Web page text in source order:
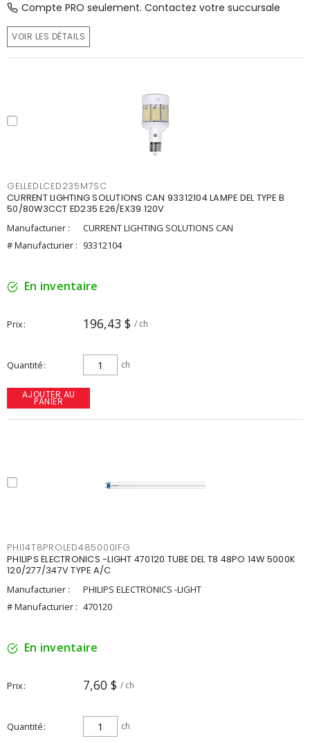
Compte PRO seulement. Contactez votre succursale
VOIR LES DÉTAILS
GELLEDLCED235M7SC
CURRENT LIGHTING SOLUTIONS CAN 93312104 LAMPE DEL TYPE B
50/80W3CCT ED235 E26/EX39 120V
Manufacturier :
CURRENT LIGHTING SOLUTIONS CAN
# Manufacturier : 93312104
En inventaire
Prix 196,43 $ / ch
Quantité ch
AJOUTER AU
PANIER
PHI14T8PROLED485000IFG
PHILIPS ELECTRONICS -LIGHT 470120 TUBE DEL T8 48PO 14W 5000K
120/277/347V TYPE A/C
Manufacturier :
PHILIPS ELECTRONICS -LIGHT
# Manufacturier : 470120
En inventaire
Prix 7,60 $ / ch
Quantité ch